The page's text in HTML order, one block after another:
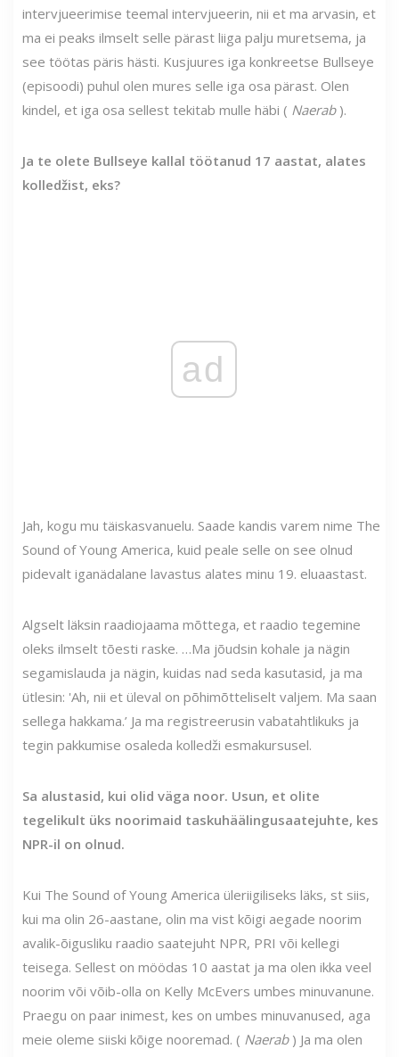
intervjueerimise teemal intervjueerin, nii et ma arvasin, et
ma ei peaks ilmselt selle pärast liiga palju muretsema, ja
see töötas päris hästi. Kusjuures iga konkreetse Bullseye
(episoodi) puhul olen mures selle iga osa pärast. Olen
kindel, et iga osa sellest tekitab mulle häbi ( Naerab).
Ja te olete Bullseye kallal töötanud 17 aastat, alates
kolledžist, eks?
ad
Jah, kogu mu täiskasvanuelu. Saade kandis varem nime The
Sound of Young America, kuid peale selle on see olnud
pidevalt iganädalane lavastus alates minu 19. eluaastast.
Algselt läksin raadiojaama mõttega, et raadio tegemine
oleks ilmselt tõesti raske. …Ma jõudsin kohale ja nägin
segamislauda ja nägin, kuidas nad seda kasutasid, ja ma
ütlesin: 'Ah, nii et üleval on põhimõtteliselt valjem. Ma saan
sellega hakkama.’ Ja ma registreerusin vabatahtlikuks ja
tegin pakkumise osaleda kolledži esmakursusel.
Sa alustasid, kui olid väga noor. Usun, et olite
tegelikult üks noorimaid taskuhäälingusaatejuhte, kes
NPR-il on olnud.
Kui The Sound of Young America üleriigiliseks läks, st siis,
kui ma olin 26-aastane, olin ma vist kõigi aegade noorim
avalik-õigusliku raadio saatejuht NPR, PRI või kellegi
teisega. Sellest on möödas 10 aastat ja ma olen ikka veel
noorim või võib-olla on Kelly McEvers umbes minuvanune.
Praegu on paar inimest, kes on umbes minuvanused, aga
meie oleme siiski kõige nooremad. ( Naerab) Ja ma olen